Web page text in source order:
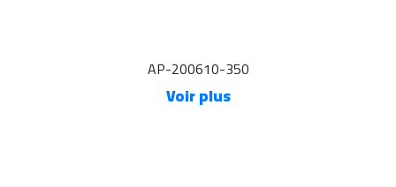
AP-200610-350
Voir plus